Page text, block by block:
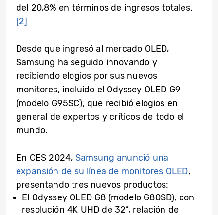
del 20,8% en términos de ingresos totales.
[2]
Desde que ingresó al mercado OLED,
Samsung ha seguido innovando y
recibiendo elogios por sus nuevos
monitores, incluido el Odyssey OLED G9
(modelo G95SC), que recibió elogios en
general de expertos y críticos de todo el
mundo.
En CES 2024, Samsung anunció una
expansión de su línea de monitores OLED,
presentando tres nuevos productos:
El Odyssey OLED G8 (modelo G80SD), con
resolución 4K UHD de 32”, relación de